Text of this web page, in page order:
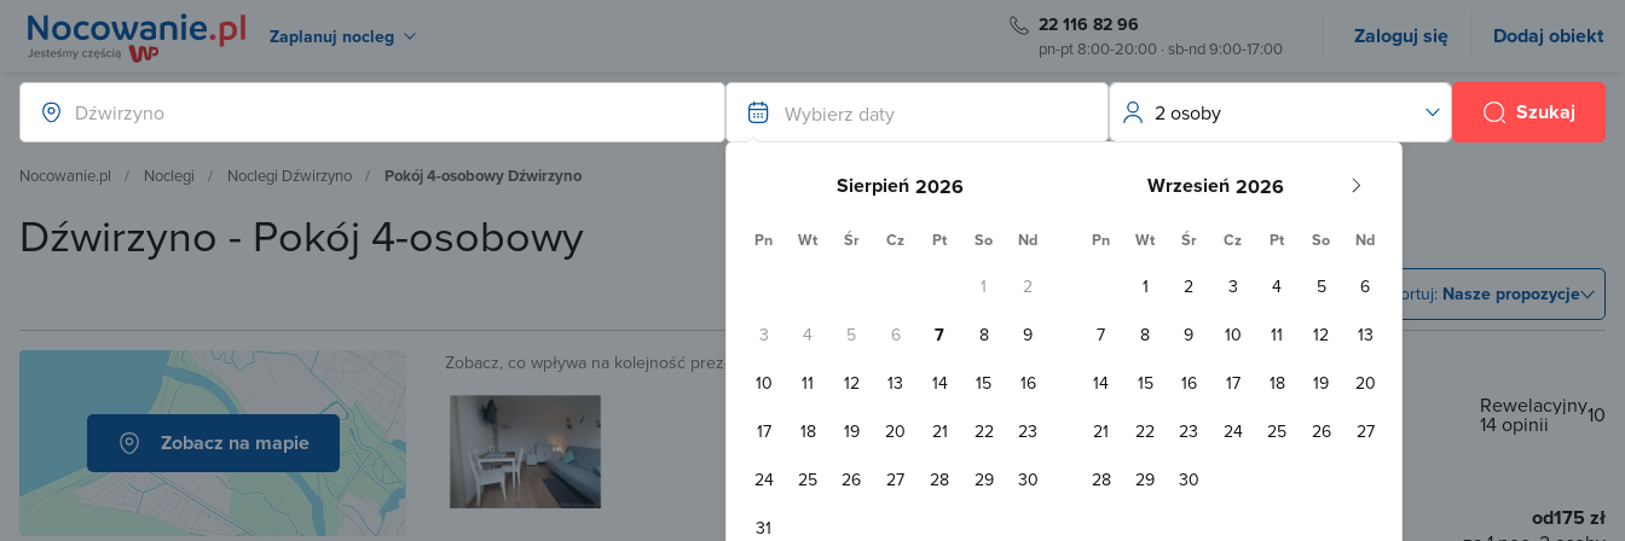
Zaplanuj nocleg 22 116 82 96
pn-pt 8:00-20:00 · sb-nd 9:00-17:00 Zaloguj się Dodaj obiekt
Wybierz daty
Sierpień Wrzesień
Pn Wt Śr Cz Pt So Nd Pn Wt Śr Cz Pt So Nd
1
2
3
4 5 6 7 8
9
10
11 12 13 14 15
16
17
18 19 20 21 22
23
24
25 26 27 28 29
30
31
1 2 3 4 5
6
7
8 9 10 11 12
13
14
15 16 17 18 19
20
21
22 23 24 25 26
27
28
29 30
2 osoby Szukaj
Nocowanie.pl Noclegi Noclegi Dźwirzyno Pokój 4-osobowy Dźwirzyno
Dźwirzyno - Pokój 4-osobowy
Sortuj: Nasze propozycje
Zobacz, co wpływa na kolejność prezentowanych obiektów.
Pokoje Gościnne Janosik Dźwirzyno
10
Rewelacyjny
14 opinii
Darmowy parking
WiFi
od175 zł
Zobacz na mapie